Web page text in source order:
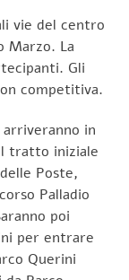
vie del centro
Marzo. La
Gli
competitiva.
in
tratto iniziale
Poste,
Palladio
poi
per entrare
Querini